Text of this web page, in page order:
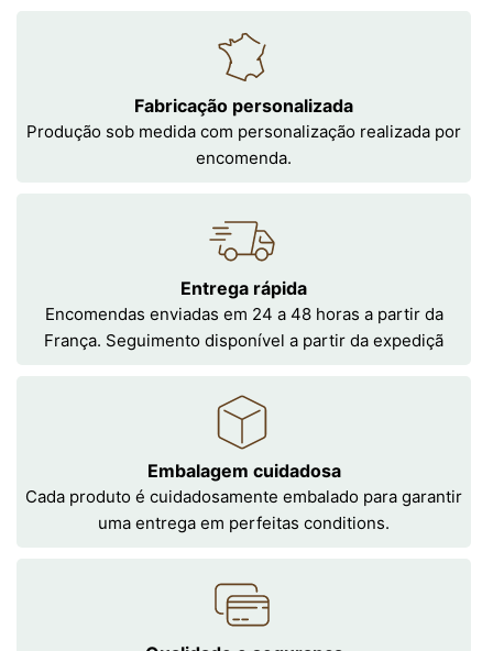
Fabricação personalizada
Produção sob medida com personalização realizada por
encomenda.
Entrega rápida
Encomendas enviadas em 24 a 48 horas a partir da
França. Seguimento disponível a partir da expediçã
Embalagem cuidadosa
Cada produto é cuidadosamente embalado para garantir
uma entrega em perfeitas conditions.